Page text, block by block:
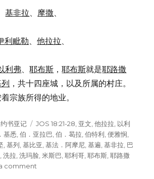
基非拉、 摩撒、
利毗勒、他拉拉、
利弗、耶布斯 ，耶布斯就是耶路撒
，共十四座城，以及所属的村庄。
宗族所得的地业。
Categories
约书亚记 Tags
JOS 18:21-28 亚文 ,他拉拉 以利
基悉 ,伯．亚拉巴 ,伯．曷拉 ,伯特利 ,便雅悯
,基列 ,基比亚 ,基法．阿摩尼 ,基遍 ,基非拉 巴
,洗拉 ,洗玛脸 ,米斯巴 ,耶利哥 ,耶布斯 ,耶路撒
comment